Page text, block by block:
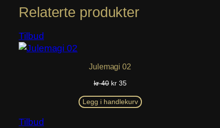
Relaterte produkter
TilbudProdukt
på
Julemagi 02
kr40 Opprinnelig
var:
kr 40.
kr35Nåværende
er:
kr 35.
Legg i handlekurv
TilbudProdukt